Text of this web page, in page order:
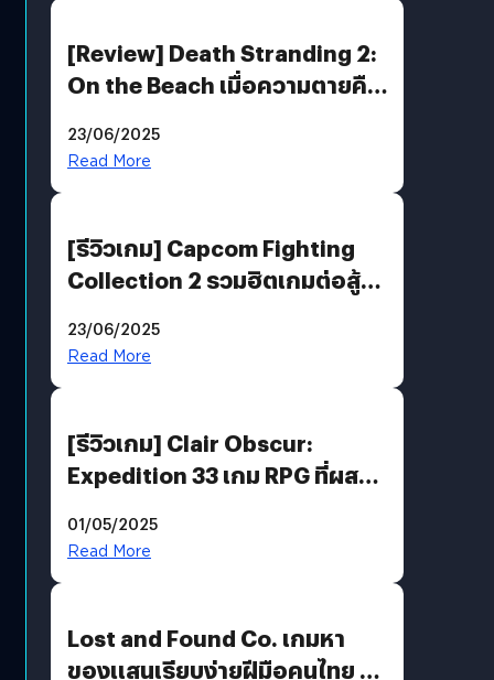
[Review] Death Stranding 2:
On the Beach เมื่อความตายคือ
พันธะสุดท้ายของมนุษย์
23/06/2025
Read More
[รีวิวเกม] Capcom Fighting
Collection 2 รวมฮิตเกมต่อสู้ใน
23/06/2025
Read More
[รีวิวเกม] Clair Obscur:
Expedition 33 เกม RPG ที่ผสาน
ได้ลงตัว
01/05/2025
Read More
Lost and Found Co. เกมหา
ของแสนเรียบง่ายฝีมือคนไทย ที่